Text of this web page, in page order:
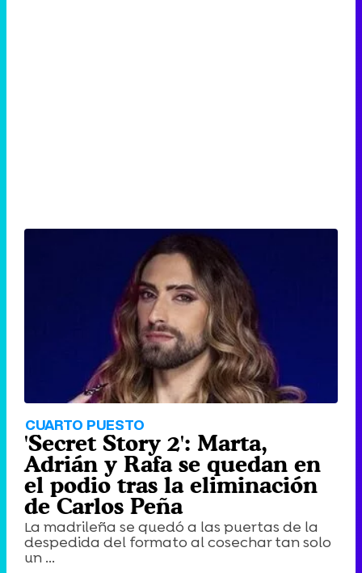
CUARTO PUESTO
'Secret Story 2': Marta,
Adrián y Rafa se quedan en
el podio tras la eliminación
de Carlos Peña
La madrileña se quedó a las puertas de la
despedida del formato al cosechar tan solo
un ...